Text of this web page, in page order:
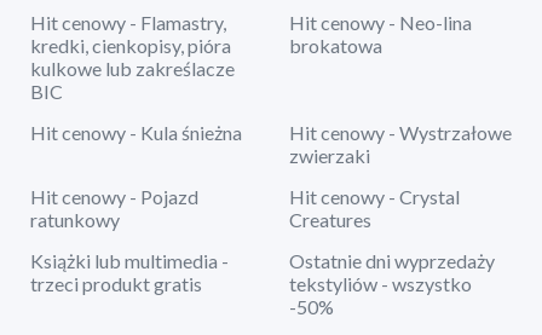
Hit cenowy - Flamastry,
kredki, cienkopisy, pióra
kulkowe lub zakreślacze
BIC
Hit cenowy - Neo-lina
brokatowa
Hit cenowy - Kula śnieżna
Hit cenowy - Wystrzałowe
zwierzaki
Hit cenowy - Pojazd
ratunkowy
Hit cenowy - Crystal
Creatures
Książki lub multimedia -
trzeci produkt gratis
Ostatnie dni wyprzedaży
tekstyliów - wszystko
-50%